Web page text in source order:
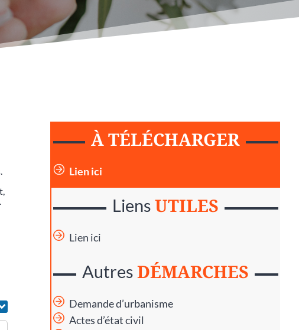
À TÉLÉCHARGER
Lien ici
LiensUTILES
Lien ici
AutresDÉMARCHES
Demande d’urbanisme
Actes d’état civil